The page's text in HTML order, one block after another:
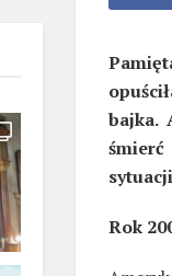
bajka.
Rok